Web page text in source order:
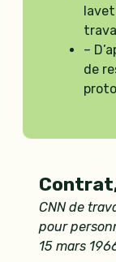
–
de
CNN de
pour
15 mars